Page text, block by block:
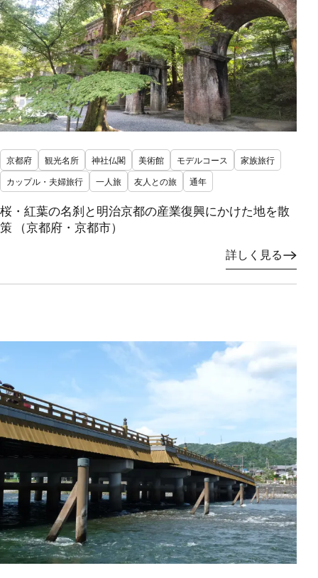
京都府 観光名所 神社仏閣 美術館 モデルコース
家族旅行
カップル・夫婦旅行
一人旅 友人との旅 通年
桜・紅葉の名刹と明治京都の産業復興にかけた地を散
策 （京都府・京都市）
詳しく見る